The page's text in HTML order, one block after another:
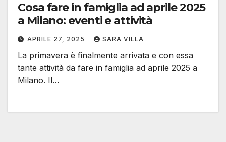
Cosa fare in famiglia ad aprile 2025
a Milano: eventi e attività
APRILE 27, 2025 SARA VILLA
La primavera è finalmente arrivata e con essa
tante attività da fare in famiglia ad aprile 2025 a
Milano. Il…